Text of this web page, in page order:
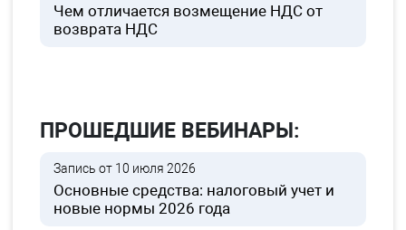
Чем отличается возмещение НДС от
возврата НДС
ПРОШЕДШИЕ ВЕБИНАРЫ:
Запись от 10 июля 2026
Основные средства: налоговый учет и
новые нормы 2026 года